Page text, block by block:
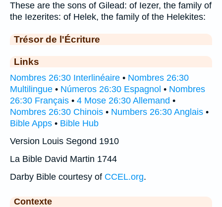
These are the sons of Gilead: of Iezer, the family of
the Iezerites: of Helek, the family of the Helekites:
Trésor de l'Écriture
Links
Nombres 26:30 Interlinéaire • Nombres 26:30
Multilingue • Números 26:30 Espagnol • Nombres
26:30 Français • 4 Mose 26:30 Allemand •
Nombres 26:30 Chinois • Numbers 26:30 Anglais •
Bible Apps • Bible Hub
Version Louis Segond 1910
La Bible David Martin 1744
Darby Bible courtesy of CCEL.org.
Contexte